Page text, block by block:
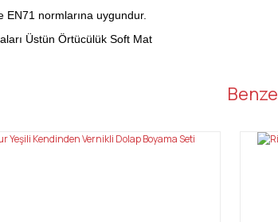
EN71 normlarına uygundur.
Üstün Örtücülük Soft Mat
ve diğer konularda yetersiz